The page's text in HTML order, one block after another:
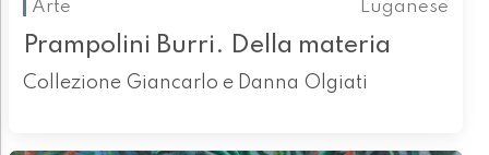
Arte Luganese
Prampolini Burri. Della materia
Collezione Giancarlo e Danna Olgiati